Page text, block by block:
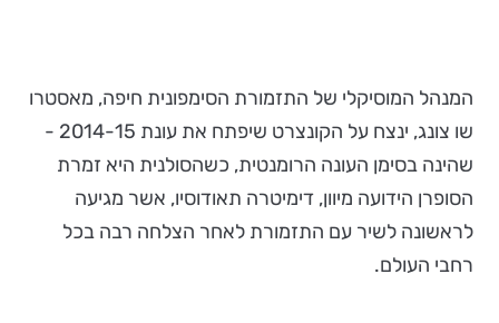
המנהל המוסיקלי של התזמורת הסימפונית חיפה, מאסטרו
שו צונג, ינצח על הקונצרט שיפתח את עונת 2014-15 -
שהינה בסימן העונה הרומנטית, כשהסולנית היא זמרת
הסופרן הידועה מיוון, דימיטרה תאודוסיו, אשר מגיעה
לראשונה לשיר עם התזמורת לאחר הצלחה רבה בכל
רחבי העולם.